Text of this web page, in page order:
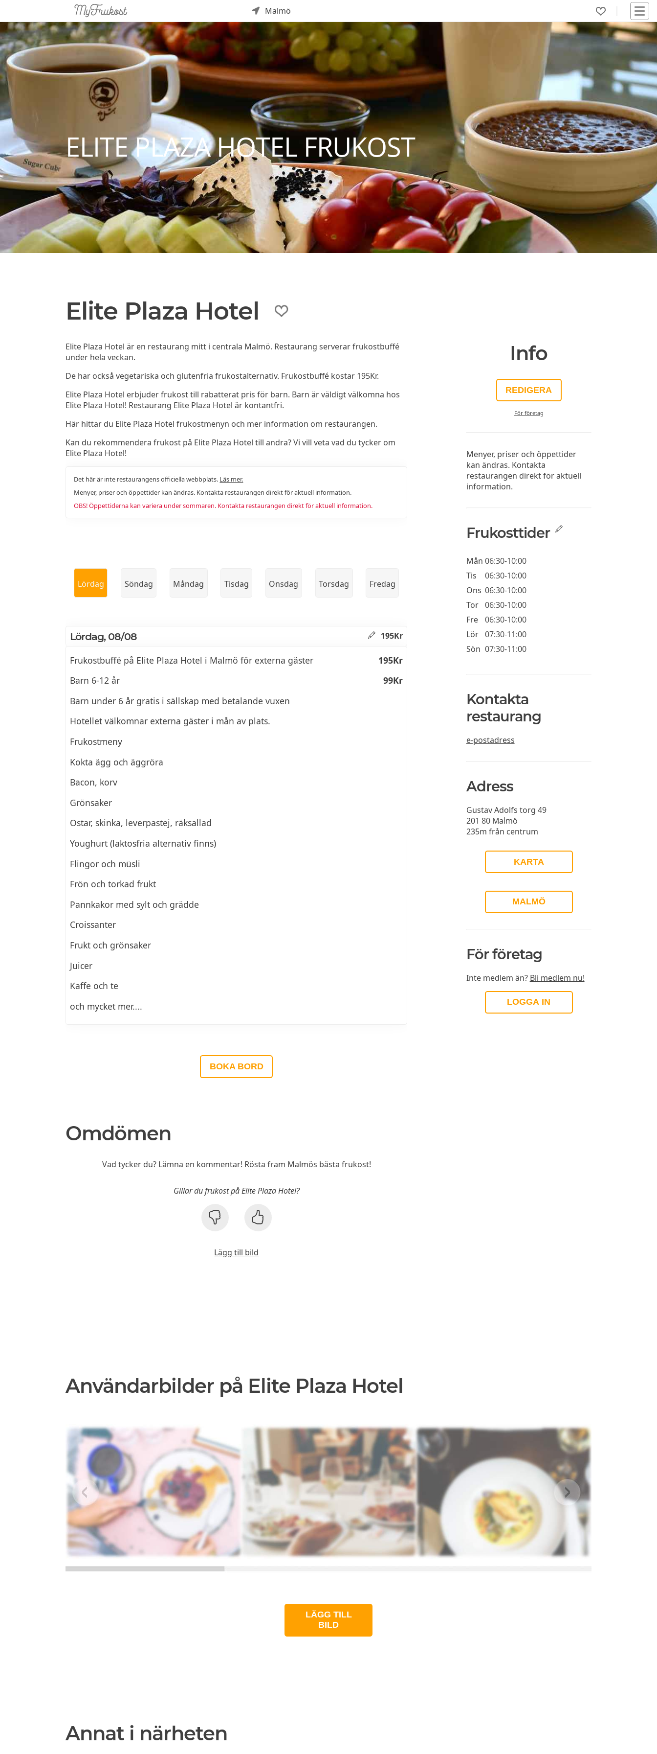
Malmö
ELITE PLAZA HOTEL FRUKOST
Elite Plaza Hotel
Elite Plaza Hotel är en restaurang mitt i centrala Malmö. Restaurang serverar frukostbuffé
under hela veckan.
De har också vegetariska och glutenfria frukostalternativ. Frukostbuffé kostar 195Kr.
Elite Plaza Hotel erbjuder frukost till rabatterat pris för barn. Barn är väldigt välkomna hos
Elite Plaza Hotel! Restaurang Elite Plaza Hotel är kontantfri.
Här hittar du Elite Plaza Hotel frukostmenyn och mer information om restaurangen.
Kan du rekommendera frukost på Elite Plaza Hotel till andra? Vi vill veta vad du tycker om
Elite Plaza Hotel!
Det här är inte restaurangens officiella webbplats. Läs mer.
Menyer, priser och öppettider kan ändras. Kontakta restaurangen direkt för aktuell information.
OBS! Öppettiderna kan variera under sommaren. Kontakta restaurangen direkt för aktuell information.
Lördag Söndag Måndag Tisdag Onsdag Torsdag Fredag
Lördag, 08/08 195Kr
Frukostbuffé på Elite Plaza Hotel i Malmö för externa gäster
195Kr
Barn 6-12 år
99Kr
Barn under 6 år gratis i sällskap med betalande vuxen
Hotellet välkomnar externa gäster i mån av plats.
Frukostmeny
Kokta ägg och äggröra
Bacon, korv
Grönsaker
Ostar, skinka, leverpastej, räksallad
Youghurt (laktosfria alternativ finns)
Flingor och müsli
Frön och torkad frukt
Pannkakor med sylt och grädde
Croissanter
Frukt och grönsaker
Juicer
Kaffe och te
och mycket mer....
BOKA BORD
Omdömen
Vad tycker du? Lämna en kommentar! Rösta fram Malmös bästa frukost!
Gillar du frukost på Elite Plaza Hotel?
Lägg till bild
Info
REDIGERA
För företag
Menyer, priser och öppettider
kan ändras. Kontakta
restaurangen direkt för aktuell
information.
Frukosttider
Mån 06:30-10:00
Tis
06:30-10:00
Ons 06:30-10:00
Tor
06:30-10:00
Fre
06:30-10:00
Lör
07:30-11:00
Sön 07:30-11:00
Kontakta
restaurang
e-postadress
Adress
Gustav Adolfs torg 49
201 80 Malmö
235m från centrum
KARTA
MALMÖ
För företag
Inte medlem än? Bli medlem nu!
LOGGA IN
Användarbilder på Elite Plaza Hotel
LÄGG TILL
BILD
Annat i närheten